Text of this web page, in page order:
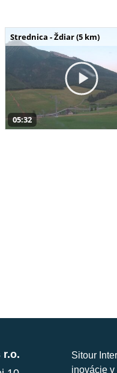
Strednica - Ždiar (5 km)
05:32
r.o.
Sitour
inovácie v